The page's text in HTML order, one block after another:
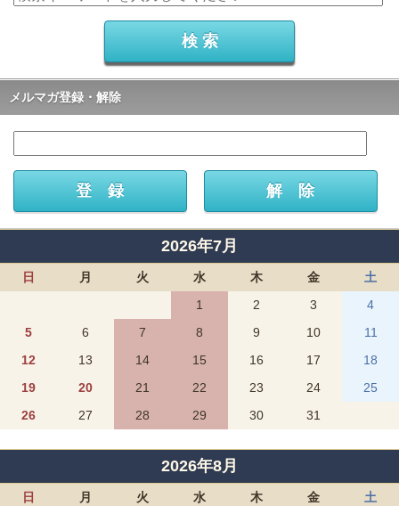
メルマガ登録・解除
2026年7月
日 月 火 水 木 金
土
1
2 3
4
5
6 7 8 9 10
11
12
13 14 15 16 17
18
19
20 21 22 23 24
25
26
27 28 29 30 31
2026年8月
日 月 火 水 木 金
土